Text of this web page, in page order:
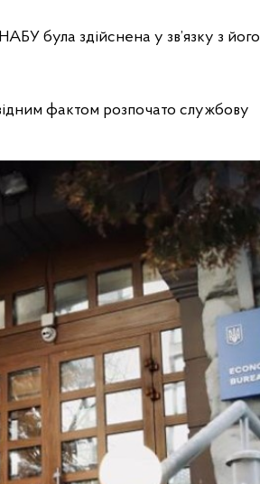
була здійснена у зв’язку з його
фактом розпочато службову